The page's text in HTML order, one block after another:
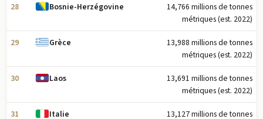
28 Bosnie-Herzégovine
14,766 millions de tonnes
métriques (est. 2022)
29 Grèce
13,988 millions de tonnes
métriques (est. 2022)
30 Laos
13,691 millions de tonnes
métriques (est. 2022)
31 Italie
13,127 millions de tonnes